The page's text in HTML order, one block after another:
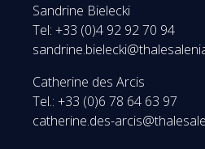
Sandrine Bielecki
Tel: +33 (0)4 92 92 70 94
Catherine des Arcis
Tel.: +33 (0)6 78 64 63 97
catherine.des-